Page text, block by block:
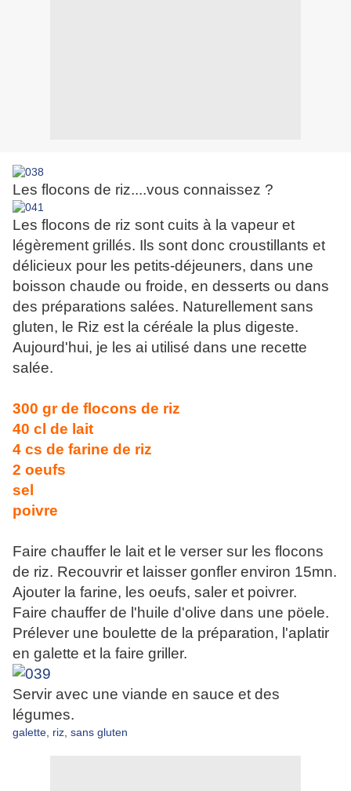
Les flocons de riz....vous connaissez ?
Les flocons de riz sont cuits à la vapeur et
légèrement grillés. Ils sont donc croustillants et
délicieux pour les petits-déjeuners, dans une
boisson chaude ou froide, en desserts ou dans
des préparations salées. Naturellement sans
gluten, le Riz est la céréale la plus digeste.
Aujourd'hui, je les ai utilisé dans une recette
salée.
300 gr de flocons de riz
40 cl de lait
4 cs de farine de riz
2 oeufs
sel
poivre
Faire chauffer le lait et le verser sur les flocons
de riz. Recouvrir et laisser gonfler environ 15mn.
Ajouter la farine, les oeufs, saler et poivrer.
Faire chauffer de l'huile d'olive dans une pöele.
Prélever une boulette de la préparation, l'aplatir
en galette et la faire griller.
Servir avec une viande en sauce et des
légumes.
galette riz sans gluten